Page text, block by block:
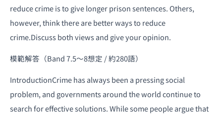
reduce crime is to give longer prison sentences. Others,
however, think there are better ways to reduce
crime.Discuss both views and give your opinion.
模範解答（Band 7.5〜8想定 / 約280語）
IntroductionCrime has always been a pressing social
problem, and governments around the world continue to
search for effective solutions. While some people argue that